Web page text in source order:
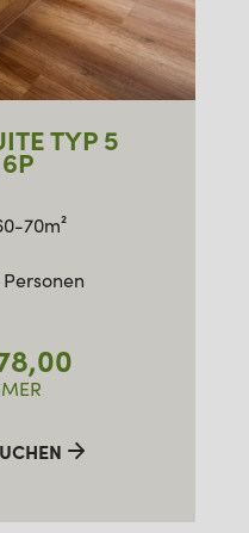
TYP 5
70m²